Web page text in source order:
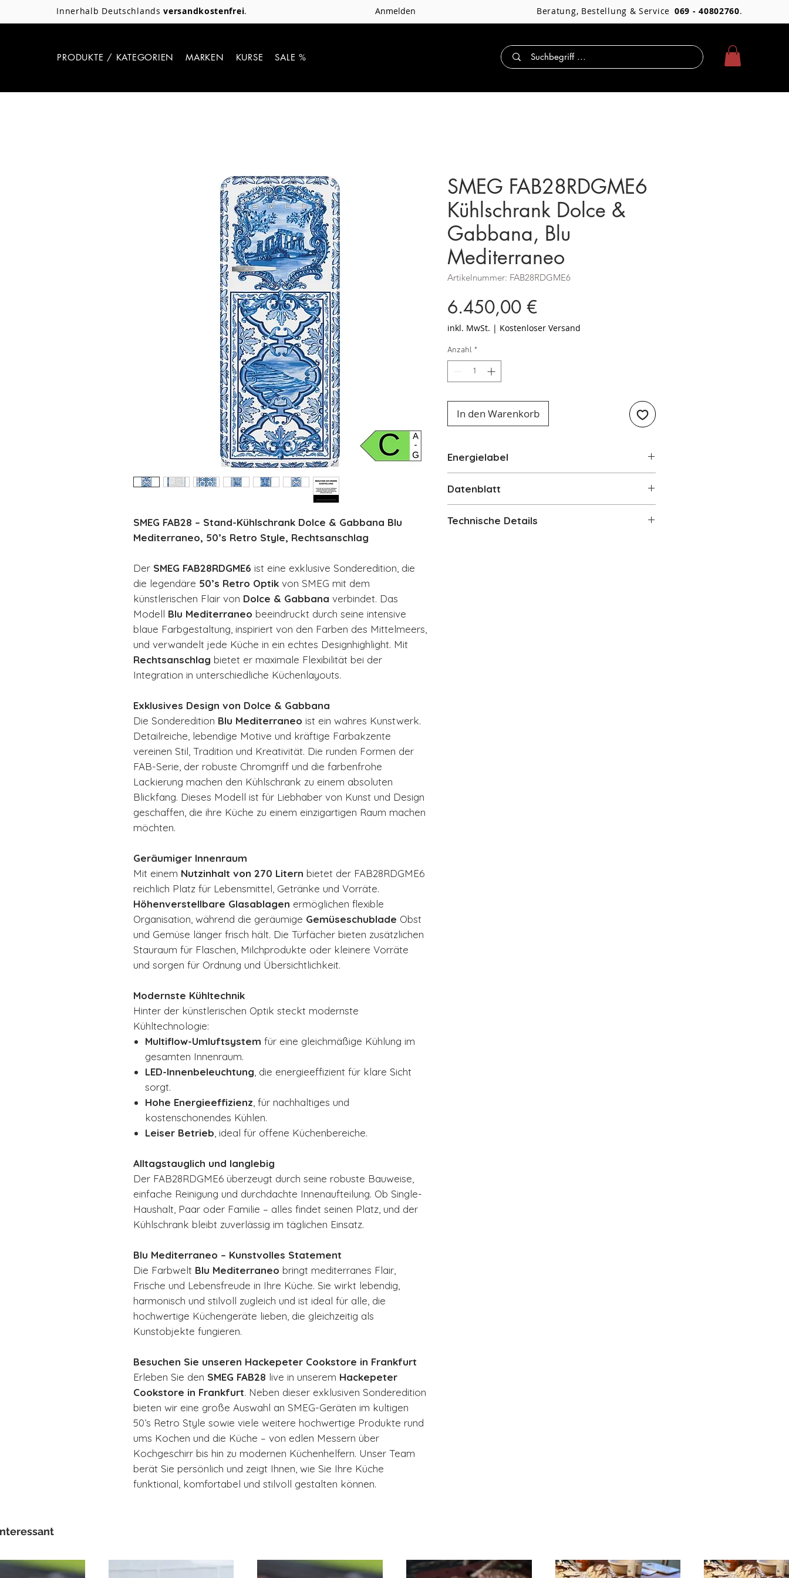
Innerhalb Deutschlandsversandkostenfrei. Anmelden Beratung, Bestellung & Service 069 - 40802760.
PRODUKTE / KATEGORIEN MARKEN KURSE SALE %
SMEG FAB28 – Stand-Kühlschrank Dolce & Gabbana Blu
Mediterraneo, 50’s Retro Style, Rechtsanschlag
Der SMEG FAB28RDGME6 ist eine exklusive Sonderedition, die
die legendäre 50’s Retro Optik von SMEG mit dem
künstlerischen Flair von Dolce & Gabbana verbindet. Das
Modell Blu Mediterraneo beeindruckt durch seine intensive
blaue Farbgestaltung, inspiriert von den Farben des Mittelmeers,
und verwandelt jede Küche in ein echtes Designhighlight. Mit
Rechtsanschlag bietet er maximale Flexibilität bei der
Integration in unterschiedliche Küchenlayouts.
Exklusives Design von Dolce & Gabbana
Die Sonderedition Blu Mediterraneo ist ein wahres Kunstwerk.
Detailreiche, lebendige Motive und kräftige Farbakzente
vereinen Stil, Tradition und Kreativität. Die runden Formen der
FAB-Serie, der robuste Chromgriff und die farbenfrohe
Lackierung machen den Kühlschrank zu einem absoluten
Blickfang. Dieses Modell ist für Liebhaber von Kunst und Design
geschaffen, die ihre Küche zu einem einzigartigen Raum machen
möchten.
Geräumiger Innenraum
Mit einem Nutzinhalt von 270 Litern bietet der FAB28RDGME6
reichlich Platz für Lebensmittel, Getränke und Vorräte.
Höhenverstellbare Glasablagen ermöglichen flexible
Organisation, während die geräumige Gemüseschublade Obst
und Gemüse länger frisch hält. Die Türfächer bieten zusätzlichen
Stauraum für Flaschen, Milchprodukte oder kleinere Vorräte
und sorgen für Ordnung und Übersichtlichkeit.
Modernste Kühltechnik
Hinter der künstlerischen Optik steckt modernste
Kühltechnologie:
Multiflow-Umluftsystem für eine gleichmäßige Kühlung im
gesamten Innenraum.
LED-Innenbeleuchtung , die energieeffizient für klare Sicht
sorgt.
Hohe Energieeffizienz , für nachhaltiges und
kostenschonendes Kühlen.
Leiser Betrieb , ideal für offene Küchenbereiche.
Alltagstauglich und langlebig
Der FAB28RDGME6 überzeugt durch seine robuste Bauweise,
einfache Reinigung und durchdachte Innenaufteilung. Ob Single-
Haushalt, Paar oder Familie – alles findet seinen Platz, und der
Kühlschrank bleibt zuverlässig im täglichen Einsatz.
Blu Mediterraneo – Kunstvolles Statement
Die Farbwelt Blu Mediterraneo bringt mediterranes Flair,
Frische und Lebensfreude in Ihre Küche. Sie wirkt lebendig,
harmonisch und stilvoll zugleich und ist ideal für alle, die
hochwertige Küchengeräte lieben, die gleichzeitig als
Kunstobjekte fungieren.
Besuchen Sie unseren Hackepeter Cookstore in Frankfurt
Erleben Sie den SMEG FAB28 live in unserem Hackepeter
Cookstore in Frankfurt. Neben dieser exklusiven Sonderedition
bieten wir eine große Auswahl an SMEG-Geräten im kultigen
50’s Retro Style sowie viele weitere hochwertige Produkte rund
ums Kochen und die Küche – von edlen Messern über
Kochgeschirr bis hin zu modernen Küchenhelfern. Unser Team
berät Sie persönlich und zeigt Ihnen, wie Sie Ihre Küche
funktional, komfortabel und stilvoll gestalten können.
SMEG FAB28RDGME6
Kühlschrank Dolce &
Gabbana, Blu
Mediterraneo
Artikelnummer: FAB28RDGME6
6.450,00 €Preis
inkl. MwSt. | Kostenloser Versand
Anzahl *
In den Warenkorb
Energielabel
Datenblatt
Technische Details